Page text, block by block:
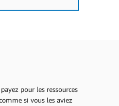
pour les ressources
si vous les aviez